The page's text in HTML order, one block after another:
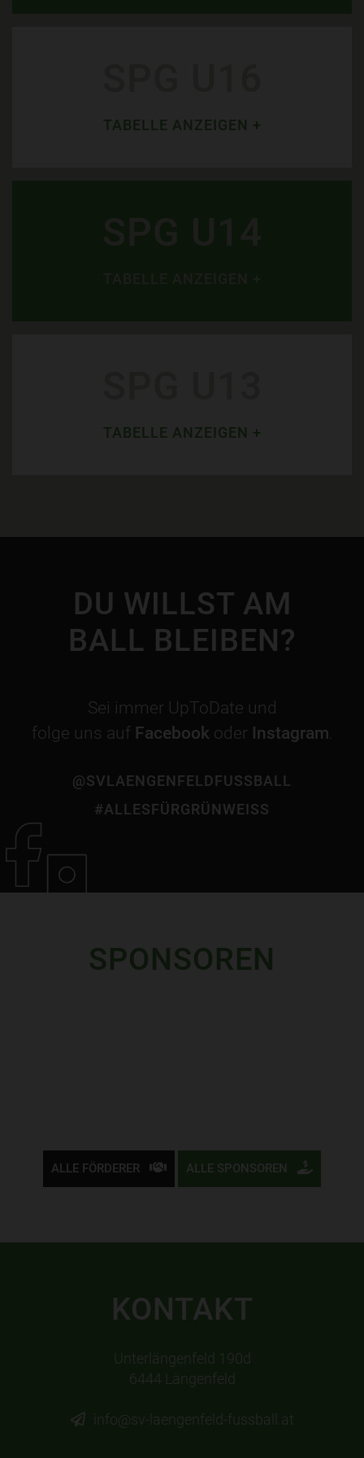
TABELLE ANZEIGEN +
TABELLE ANZEIGEN +
DU WILLST AM
BALL BLEIBEN?
Sei immer UpToDate und
folge uns auf Facebook oder Instagram.
@SVLAENGENFELDFUSSBALL
#ALLESFÜRGRÜNWEISS
SPONSOREN
ALLE FÖRDERER ALLE SPONSOREN
KONTAKT
Unterlängenfeld 190d
6444 Längenfeld
info@sv-laengenfeld-fussball.at